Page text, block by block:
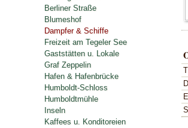
Berliner Straße
Blumeshof
Dampfer & Schiffe
Freizeit am Tegeler See
Gaststätten u. Lokale
Graf Zeppelin
Hafen & Hafenbrücke
Humboldt-Schloss
Humboldtmühle
Inseln
Kaffees u. Konditoreien